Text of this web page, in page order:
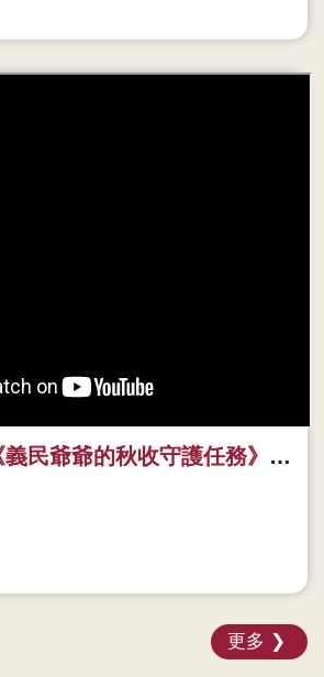
《義民爺爺的秋收守護任務》有聲繪本｜撥開大腦迷霧，用愛看見失智症的10大警訊
更多